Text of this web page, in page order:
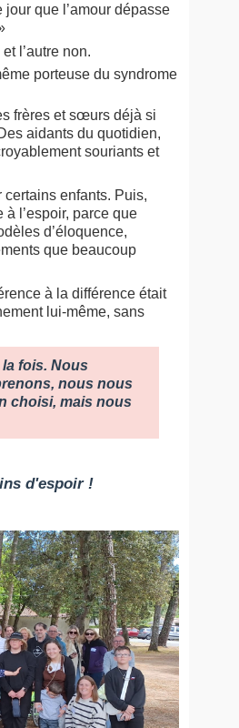
que l’amour dépasse
l’autre non.
porteuse du syndrome
frères et sœurs déjà si
aidants du quotidien,
souriants et
enfants. Puis,
à l’espoir, parce que
d’éloquence,
que beaucoup
à la différence était
lui-même, sans
fois. Nous
nous nous
choisi, mais nous
d'espoir !